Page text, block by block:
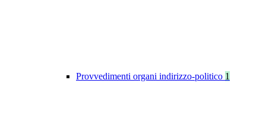
Provvedimenti organi indirizzo-politico 1